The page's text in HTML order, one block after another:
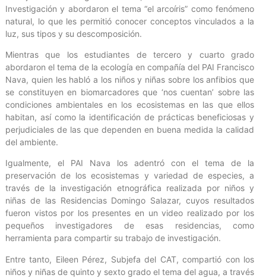
Investigación y abordaron el tema “el arcoíris” como fenómeno
natural, lo que les permitió conocer conceptos vinculados a la
luz, sus tipos y su descomposición.
Mientras que los estudiantes de tercero y cuarto grado
abordaron el tema de la ecología en compañía del PAI Francisco
Nava, quien les habló a los niños y niñas sobre los anfibios que
se constituyen en biomarcadores que ‘nos cuentan’ sobre las
condiciones ambientales en los ecosistemas en las que ellos
habitan, así como la identificación de prácticas beneficiosas y
perjudiciales de las que dependen en buena medida la calidad
del ambiente.
Igualmente, el PAI Nava los adentró con el tema de la
preservación de los ecosistemas y variedad de especies, a
través de la investigación etnográfica realizada por niños y
niñas de las Residencias Domingo Salazar, cuyos resultados
fueron vistos por los presentes en un video realizado por los
pequeños investigadores de esas residencias, como
herramienta para compartir su trabajo de investigación.
Entre tanto, Eileen Pérez, Subjefa del CAT, compartió con los
niños y niñas de quinto y sexto grado el tema del agua, a través